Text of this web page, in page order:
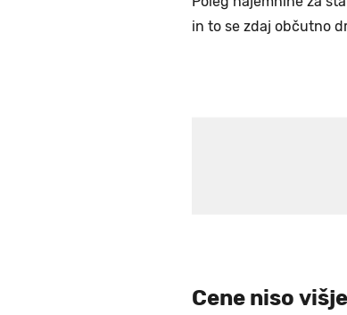
in to se zdaj občutno
Cene niso